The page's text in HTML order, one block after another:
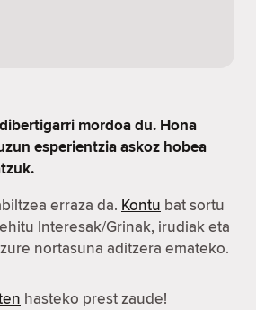
mordoa du. Hona
esperientzia askoz hobea
erraza da. Kontu bat sortu
Interesak/Grinak, irudiak eta
nortasuna aditzera emateko.
hasteko prest zaude!